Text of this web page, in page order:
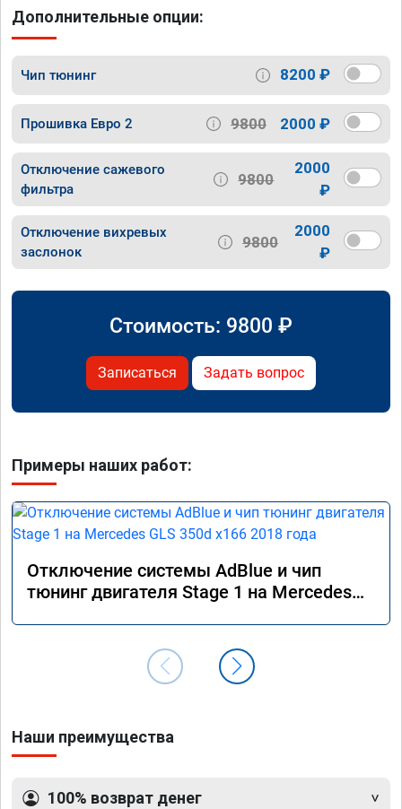
Дополнительные опции:
Чип тюнинг 8200 ₽
Прошивка Евро 2 9800 2000 ₽
Отключение сажевого
фильтра
9800
2000
₽
Отключение вихревых
заслонок
9800
2000
₽
Стоимость: 9800 ₽
Записаться Задать вопрос
Примеры наших работ:
Отключение системы AdBlue и чип
тюнинг двигателя Stage 1 на Mercedes
Наши преимущества
100% возврат денег